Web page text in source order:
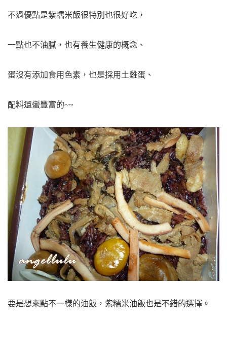
不過優點是紫糯米飯很特別也很好吃，
一點也不油膩，也有養生健康的概念、
蛋沒有添加食用色素，也是採用土雞蛋、
配料還蠻豐富的~~
要是想來點不一樣的油飯，紫糯米油飯也是不錯的選擇。